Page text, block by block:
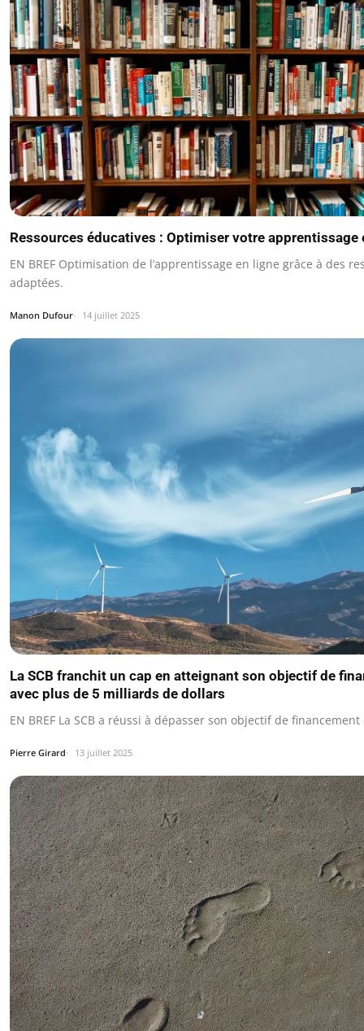
Ressources éducatives : Optimiser votre apprentissage
EN BREF Optimisation de l’apprentissage en ligne grâce à des
adaptées.
Manon Dufour 14 juillet 2025
La SCB franchit un cap en atteignant son objectif de
avec plus de 5 milliards de dollars
EN BREF La SCB a réussi à dépasser son objectif de
Pierre Girard 13 juillet 2025